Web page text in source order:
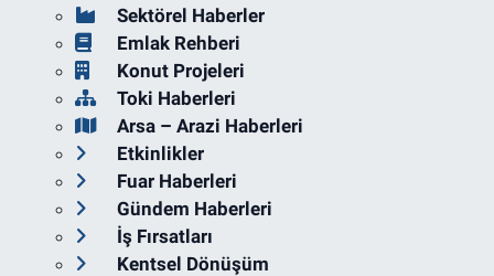
Sektörel Haberler
Emlak Rehberi
Konut Projeleri
Toki Haberleri
Arsa – Arazi Haberleri
Etkinlikler
Fuar Haberleri
Gündem Haberleri
İş Fırsatları
Kentsel Dönüşüm